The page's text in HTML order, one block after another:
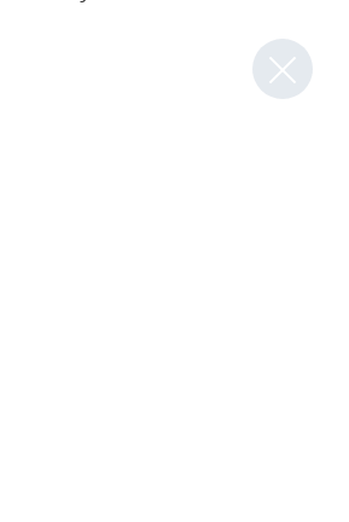
Zamknij
wpis